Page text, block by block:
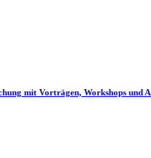
mit Vorträgen, Workshops und